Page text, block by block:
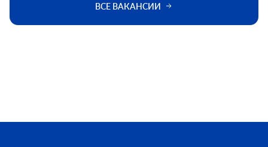
ВСЕ ВАКАНСИИ